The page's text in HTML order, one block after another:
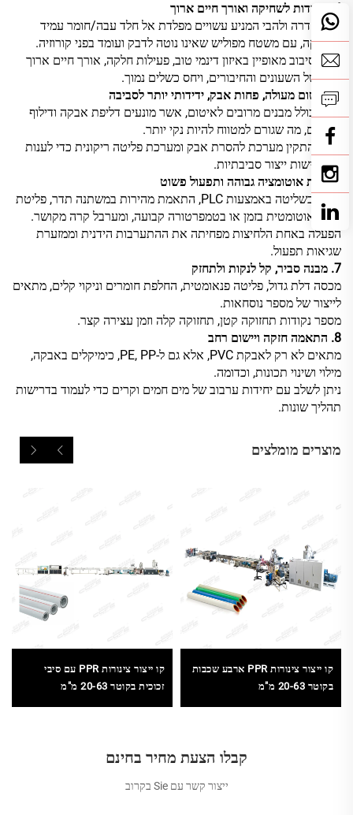
4. עמידות לשחיקה ואורך חיים ארוך
גוף הקדרה ולהבי המניע עשויים מפלדת אל חלד עבה/חומר עמיד
לשחיקה, עם משטח מפוליש שאינו נוטה לדבק ועומד בפני קורוזיה.
ציר הסיבוב מאופיין באיזון דינמי טוב, פעילות חלקה, אורך חיים ארוך
יותר של השעונים והחיבורים, ויחס כשלים נמוך.
5. איטום מעולה, פחות אבק, ידידותי יותר לסביבה
הציר כולל מבנים מרובים לאיטום, אשר מונעים דליפת אבקה ודילוף
חומרים, מה שגורם למטווח להיות נקי יותר.
ניתן להתקין מערכת להסרת אבק ומערכת פליטה ריקונית כדי לענות
על דרישות ייצור סביבתיות.
6. רמת אוטומציה גבוהה ותפעול פשוט
תומך בשליטה באמצעות PLC, התאמת מהירות במשתנה תדר, פליטת
חומר אוטומטית בזמן או בטמפרטורה קבועה, ומערבל קרה מקושר.
הפעלה באחת הלחיצות מפחיתה את ההתערבות הידנית וממזערת
שגיאות תפעול.
7. מבנה סביר, קל לנקות ולתחזק
מכסה דלת גדול, פליטה פנאומטית, החלפת חומרים וניקוי קלים, מתאים
לייצור של מספר נוסחאות.
מספר נקודות תחזוקה קטן, תחזוקה קלה וזמן עצירה קצר.
8. התאמה חזקה ויישום רחב
מתאים לא רק לאבקת PVC, אלא גם ל-PE, PP, כימיקלים באבקה,
מילוי ושינוי תכונות, וכדומה.
ניתן לשלב עם יחידות ערבוב של מים חמים וקרים כדי לעמוד בדרישות
תהליך שונות.
מוצרים מומלצים
קו ייצור צינורות PPR ארבע שכבות
בקוטר 20-63 מ"מ
קו ייצור צינורות PPR עם סיבי
זכוכית בקוטר 20-63 מ"מ
קבלו הצעת מחיר בחינם
ייצור קשר עם Sie בקרוב